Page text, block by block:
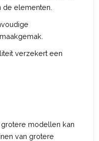
elementen.
verzekert een
modellen kan
van grotere